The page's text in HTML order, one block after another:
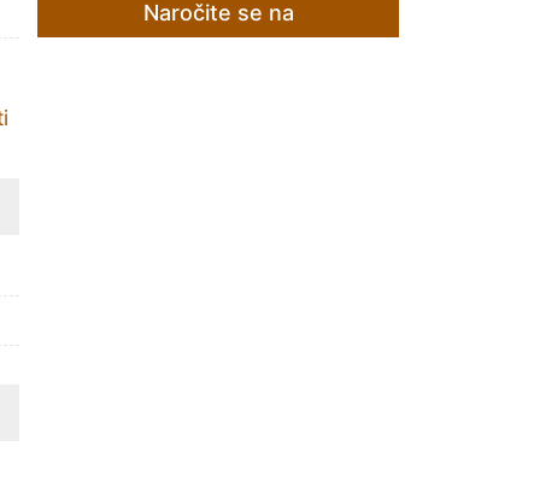
Naročite se na